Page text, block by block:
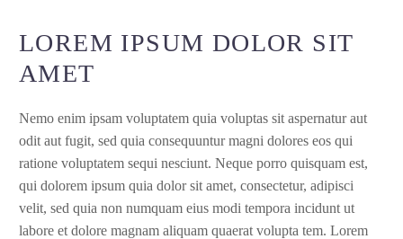
LOREM IPSUM DOLOR SIT
AMET
Nemo enim ipsam voluptatem quia voluptas sit aspernatur aut
odit aut fugit, sed quia consequuntur magni dolores eos qui
ratione voluptatem sequi nesciunt. Neque porro quisquam est,
qui dolorem ipsum quia dolor sit amet, consectetur, adipisci
velit, sed quia non numquam eius modi tempora incidunt ut
labore et dolore magnam aliquam quaerat volupta tem. Lorem